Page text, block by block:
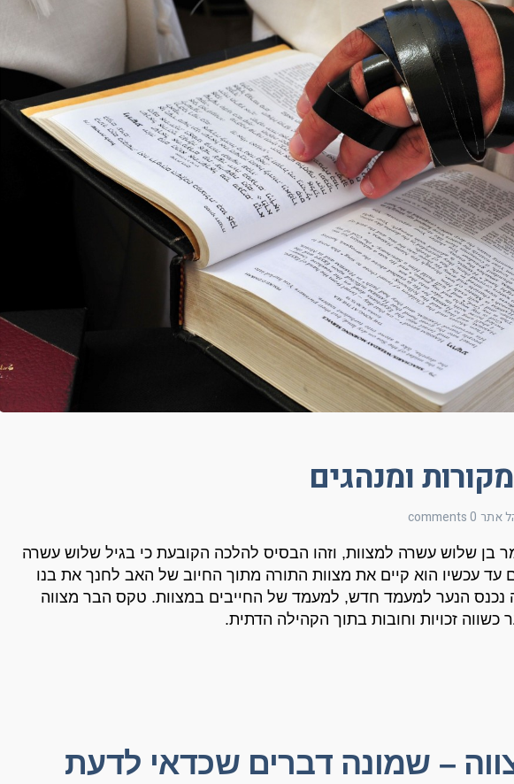
ומנהגים
אתר 0 comments
בן שלוש עשרה למצוות, וזהו הבסיס להלכה הקובעת כי בגיל שלוש עשרה
עד עכשיו הוא קיים את מצוות התורה מתוך החיוב של האב לחנך את בנו
נכנס הנער למעמד חדש, למעמד של החייבים במצוות. טקס הבר מצווה
זכויות וחובות בתוך הקהילה הדתית.
– שמונה דברים שכדאי לדעת